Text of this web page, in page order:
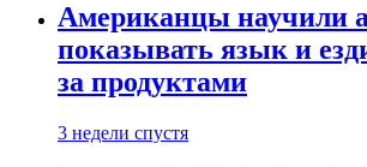
Американцы научили
показывать язык и
за продуктами
3 недели спустя